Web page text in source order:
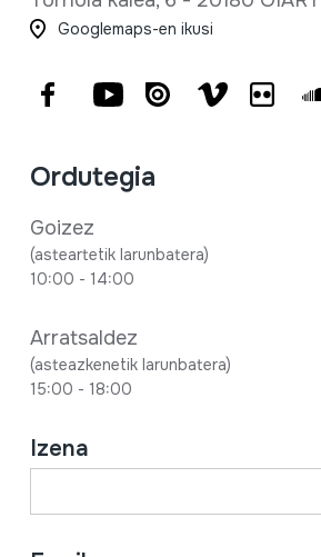
Googlemaps-en ikusi
FacebookYoutubeIssuuVimeo
Ordutegia
Goizez
(asteartetik larunbatera)
10:00 - 14:00
Arratsaldez
(asteazkenetik larunbatera)
15:00 - 18:00
Izena